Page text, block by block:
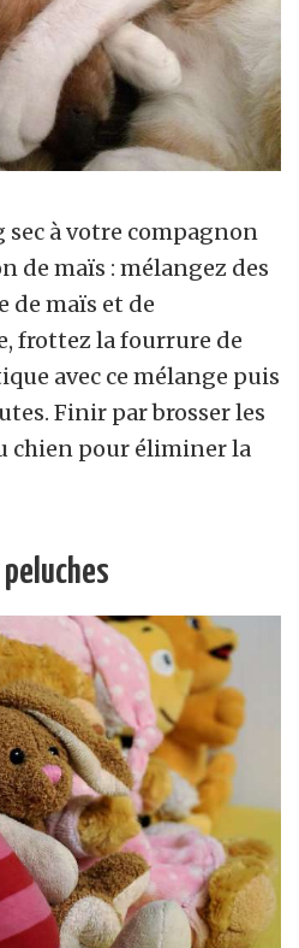
à votre compagnon
de maïs : mélangez des
de maïs et de
frottez la fourrure de
avec ce mélange puis
Finir par brosser les
chien pour éliminer la